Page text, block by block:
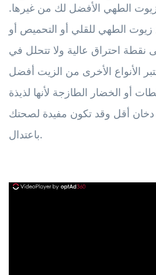
الطهي الأفضل لك من غيرها.
الطهي للقلي أو التحميص أو
نقطة احتراق عالية ولا تتحلل في
الأنواع الأخرى من الزيت أفضل
أو الخضار الطازجة لأنها لذيذة
دخان أقل وقد تكون مفيدة لصحتك
باعتدال.